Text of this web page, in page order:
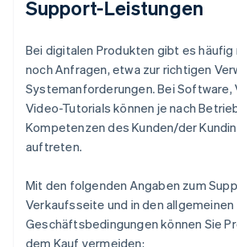
Support-Leistungen
Bei digitalen Produkten gibt es häufig
noch Anfragen, etwa zur richtigen
Systemanforderungen. Bei Software,
Video-Tutorials können je nach
Kompetenzen des Kunden/der
auftreten.
Mit den folgenden Angaben zum
Verkaufsseite und in den allgemeinen
Geschäftsbedingungen können Sie
dem Kauf vermeiden: